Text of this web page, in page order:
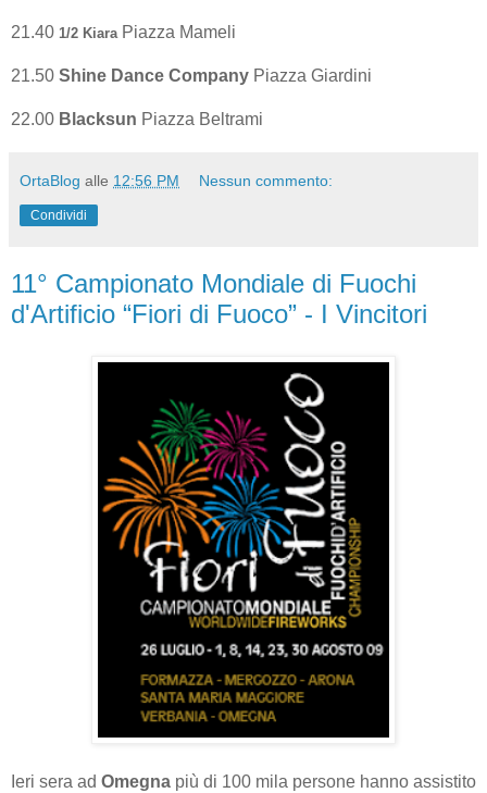
21.40 1/2 Kiara Piazza Mameli
21.50 Shine Dance Company Piazza Giardini
22.00 Blacksun Piazza Beltrami
OrtaBlog alle 12:56 PM Nessun commento:
Condividi
11° Campionato Mondiale di Fuochi
d'Artificio “Fiori di Fuoco” - I Vincitori
Ieri sera ad Omegna più di 100 mila persone hanno assistito